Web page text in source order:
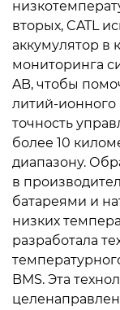
вторых, CATL
аккумулятор в
мониторинга
AB, чтобы
литий-ионного
точность
более 10
диапазону.
в
батареями и
низких
разработала
BMS. Эта